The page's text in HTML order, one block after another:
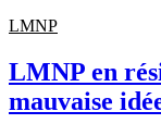
LMNP
LMNP en
mauvaise